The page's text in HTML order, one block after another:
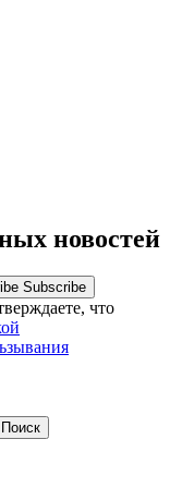
новостей
Subscribe
что
Поиск